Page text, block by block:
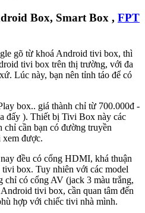
Box, Smart Box , FPT
gõ từ khoá Android tivi box, thì
tivi box trên thị trường, với đa
Lúc này, bạn nên tỉnh táo để có
box.. giá thành chỉ từ 700.000đ -
đấy ). Thiết bị Tivi Box này các
chỉ cần bạn có đường truyền
xem được.
đều có cổng HDMI, khá thuận
box. Tuy nhiên với các model
có cổng AV (jack 3 màu trắng,
tivi box, cần quan tâm đến
hợp với chiếc tivi nhà mình.